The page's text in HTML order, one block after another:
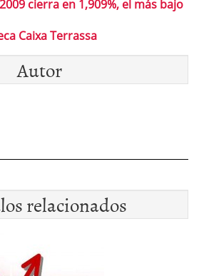
cierra en 1,909%, el más bajo
Caixa Terrassa
Autor
relacionados